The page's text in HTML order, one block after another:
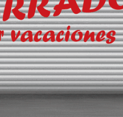
La integración
dos operadores
complementarios.
Transportes Cruz
implantación en el
frigorífico
Por otro, la firma
de productos hortofrutícolas
70 millones de euros, una plantilla
en una nota. De acuerdo a la